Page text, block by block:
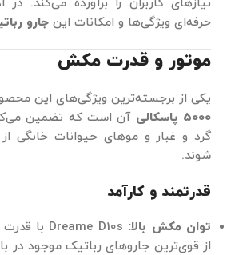
نیازهای کاربران را برآورده می‌کند.
حرفه‌ای ویژگی‌ها و امکانات این جارو
موتور و قدرت مکش
یکی از برجسته‌ترین ویژگی‌های این
5000 پاسکالی
آن است که تضمین
گرد و غبار و موهای حیوانات خانگی
شوند.
قدرتمند و کارآمد
توان مکش بالا:
از قوی‌ترین جاروهای رباتیک موجود در